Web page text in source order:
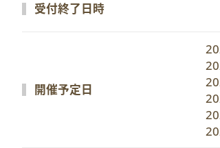
受付終了日時
開催予定日